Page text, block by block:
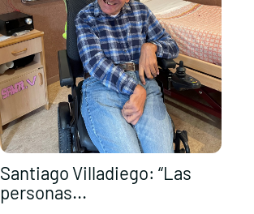
Santiago Villadiego: “Las
personas...